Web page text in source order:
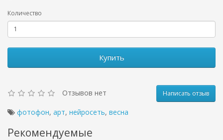
Количество
Купить
Отзывов нет Написать отзыв
фотофон, арт, нейросеть, весна
Рекомендуемые